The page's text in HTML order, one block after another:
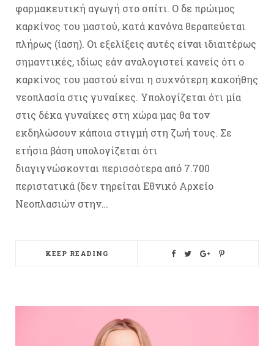
φαρμακευτική αγωγή στο σπίτι. Ο δε πρώιμος
καρκίνος του μαστού, κατά κανόνα θεραπεύεται
πλήρως (ίαση). Οι εξελίξεις αυτές είναι ιδιαιτέρως
σημαντικές, ιδίως εάν αναλογιστεί κανείς ότι ο
καρκίνος του μαστού είναι η συχνότερη κακοήθης
νεοπλασία στις γυναίκες. Υπολογίζεται ότι μία
στις δέκα γυναίκες στη χώρα μας θα τον
εκδηλώσουν κάποια στιγμή στη ζωή τους. Σε
ετήσια βάση υπολογίζεται ότι
διαγιγνώσκονται περισσότερα από 7.700
περιστατικά (δεν τηρείται Εθνικό Αρχείο
Νεοπλασιών στην…
KEEP READING